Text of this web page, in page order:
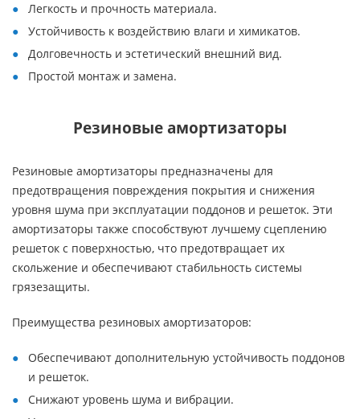
Легкость и прочность материала.
Устойчивость к воздействию влаги и химикатов.
Долговечность и эстетический внешний вид.
Простой монтаж и замена.
Резиновые амортизаторы
Резиновые амортизаторы предназначены для
предотвращения повреждения покрытия и снижения
уровня шума при эксплуатации поддонов и решеток. Эти
амортизаторы также способствуют лучшему сцеплению
решеток с поверхностью, что предотвращает их
скольжение и обеспечивают стабильность системы
грязезащиты.
Преимущества резиновых амортизаторов:
Обеспечивают дополнительную устойчивость поддонов
и решеток.
Снижают уровень шума и вибрации.